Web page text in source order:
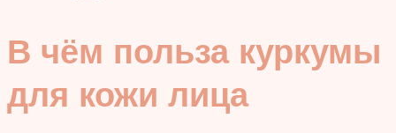
В чём польза куркумы
для кожи лица